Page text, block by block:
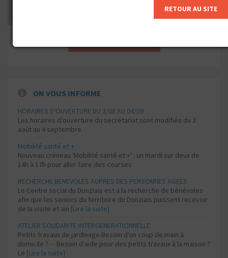
ON VOUS INFORME
HORAIRES D'OUVERTURE DU 3/08 AU 04/09
Les horaires d'ouverture du secrétariat sont modifiés du 3
août au 4 septembre.
Mobilité santé et +
Nouveau créneau 'Mobilité santé et +' : un mardi sur deux de
14h à 17h pour aller faire des courses
RECHERCHE BENEVOLES AUPRES DES PERSONNES AGEES
Le Centre social du Donziais est à la recherche de bénévoles
afin que les seniors du territoire du Donziais puissent recevoir
de la visite et ain [Lire la suite]
ATELIER SOLIDARITE INTERGENERATIONNELLE
Petits travaux de jardinage Besoin d'un coup de main à
domicile ? - Besoin d'aide pour des petits travaux à la maison ?
Le [Lire la suite]
RETOUR AU SITE